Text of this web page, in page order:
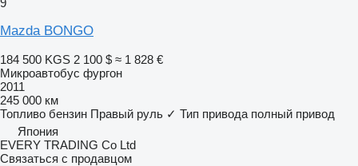
9
Mazda BONGO
184 500 KGS 2 100 $ ≈ 1 828 €
Микроавтобус фургон
2011
245 000 км
Топливо бензин Правый руль ✓ Тип привода полный привод
Япония
EVERY TRADING Co Ltd
Связаться с продавцом